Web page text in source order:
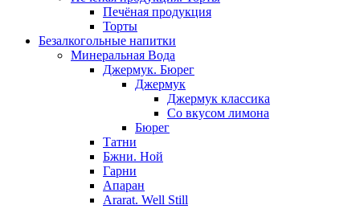
Печёная продукция
Торты
Безалкогольные напитки
Минеральная Вода
Джермук. Бюрег
Джермук
Джермук классика
Со вкусом лимона
Бюрег
Татни
Бжни. Ной
Гарни
Апаран
Ararat. Well Still